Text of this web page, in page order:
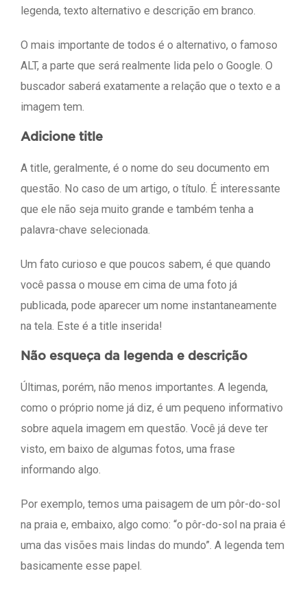
legenda, texto alternativo e descrição em branco.
O mais importante de todos é o alternativo, o famoso
ALT, a parte que será realmente lida pelo o Google. O
buscador saberá exatamente a relação que o texto e a
imagem tem.
Adicione title
A title, geralmente, é o nome do seu documento em
questão. No caso de um artigo, o título. É interessante
que ele não seja muito grande e também tenha a
palavra-chave selecionada.
Um fato curioso e que poucos sabem, é que quando
você passa o mouse em cima de uma foto já
publicada, pode aparecer um nome instantaneamente
na tela. Este é a title inserida!
Não esqueça da legenda e descrição
Últimas, porém, não menos importantes. A legenda,
como o próprio nome já diz, é um pequeno informativo
sobre aquela imagem em questão. Você já deve ter
visto, em baixo de algumas fotos, uma frase
informando algo.
Por exemplo, temos uma paisagem de um pôr-do-sol
na praia e, embaixo, algo como: “o pôr-do-sol na praia é
uma das visões mais lindas do mundo”. A legenda tem
basicamente esse papel.